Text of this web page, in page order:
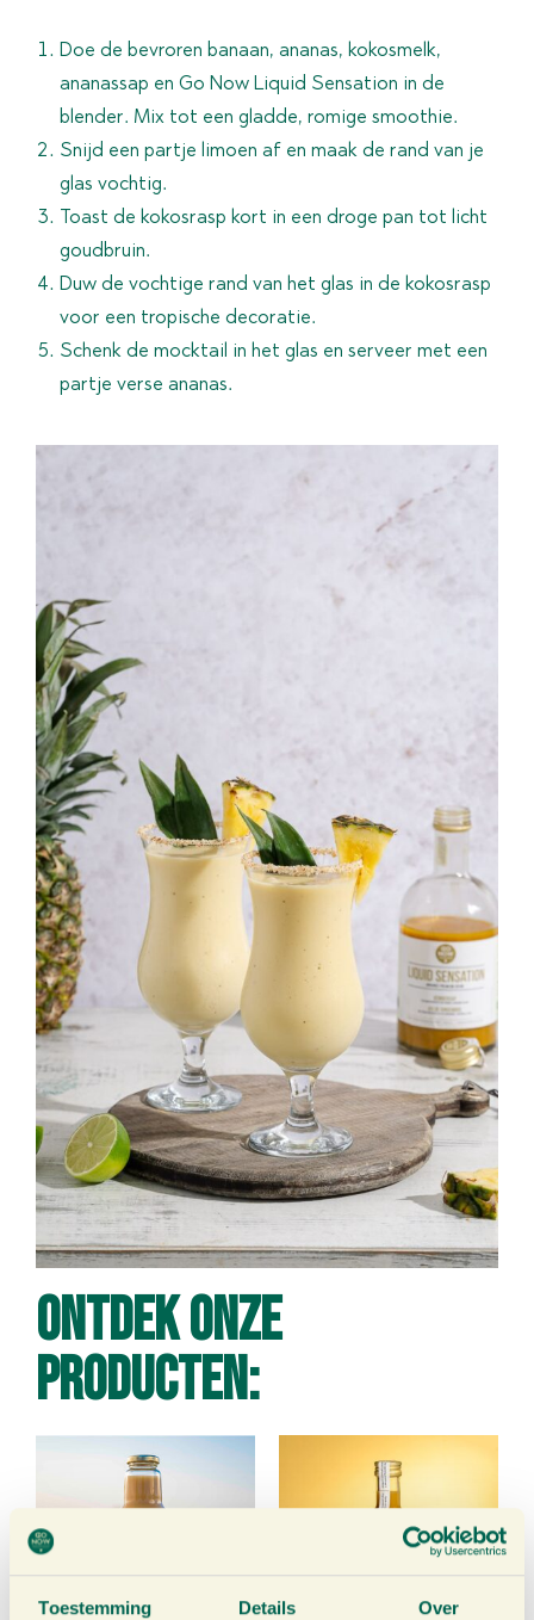
Toestemming Details Over
Doe de bevroren banaan, ananas, kokosmelk,
ananassap en Go Now Liquid Sensation in de
blender. Mix tot een gladde, romige smoothie.
Snijd een partje limoen af en maak de rand van je
glas vochtig.
Toast de kokosrasp kort in een droge pan tot licht
goudbruin.
Duw de vochtige rand van het glas in de kokosrasp
voor een tropische decoratie.
Schenk de mocktail in het glas en serveer met een
partje verse ananas.
Ontdek onze
producten: